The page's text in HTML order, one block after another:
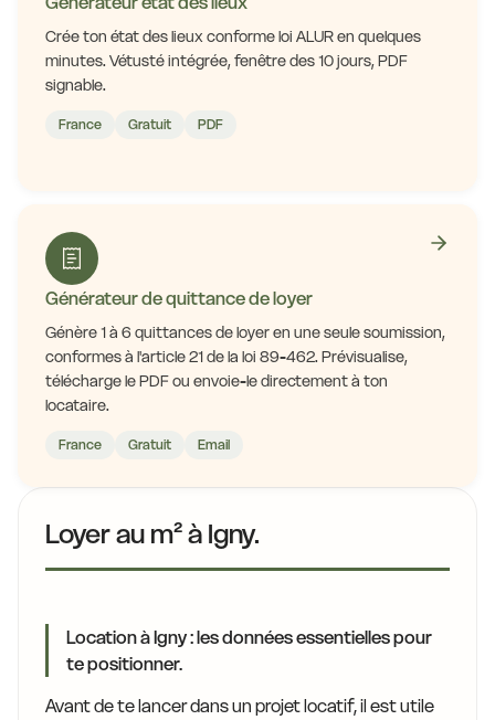
Crée ton état des lieux conforme loi ALUR en quelques
minutes. Vétusté intégrée, fenêtre des 10 jours, PDF
signable.
France Gratuit PDF
Générateur de quittance de loyer
Génère 1 à 6 quittances de loyer en une seule soumission,
conformes à l'article 21 de la loi 89-462. Prévisualise,
télécharge le PDF ou envoie-le directement à ton
locataire.
France Gratuit Email
Loyer au m² à Igny.
Location à Igny : les données essentielles pour
te positionner.
Avant de te lancer dans un projet locatif, il est utile